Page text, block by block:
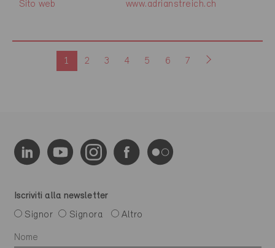
Sito web www.adrianstreich.ch
1 2 3 4 5 6 7
Iscriviti alla newsletter
Signor
Signora Altro